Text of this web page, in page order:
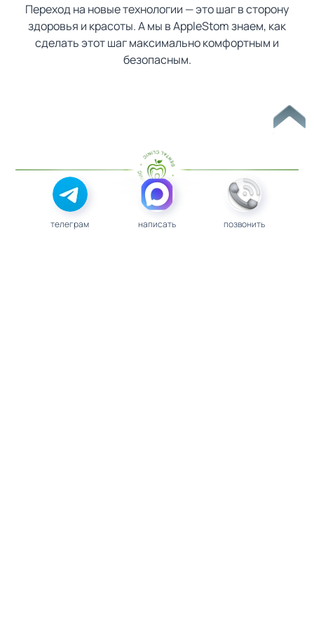
Переход на новые технологии — это шаг в сторону
здоровья и красоты. А мы в AppleStom знаем, как
сделать этот шаг максимально комфортным и
безопасным.
телеграм написать позвонить